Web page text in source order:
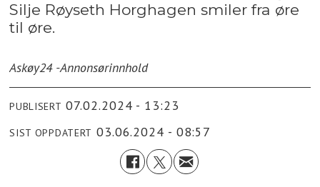
Silje Røyseth Horghagen smiler fra øre
til øre.
Askøy24 -Annonsørinnhold
PUBLISERT 07.02.2024 - 13:23
SIST OPPDATERT 03.06.2024 - 08:57